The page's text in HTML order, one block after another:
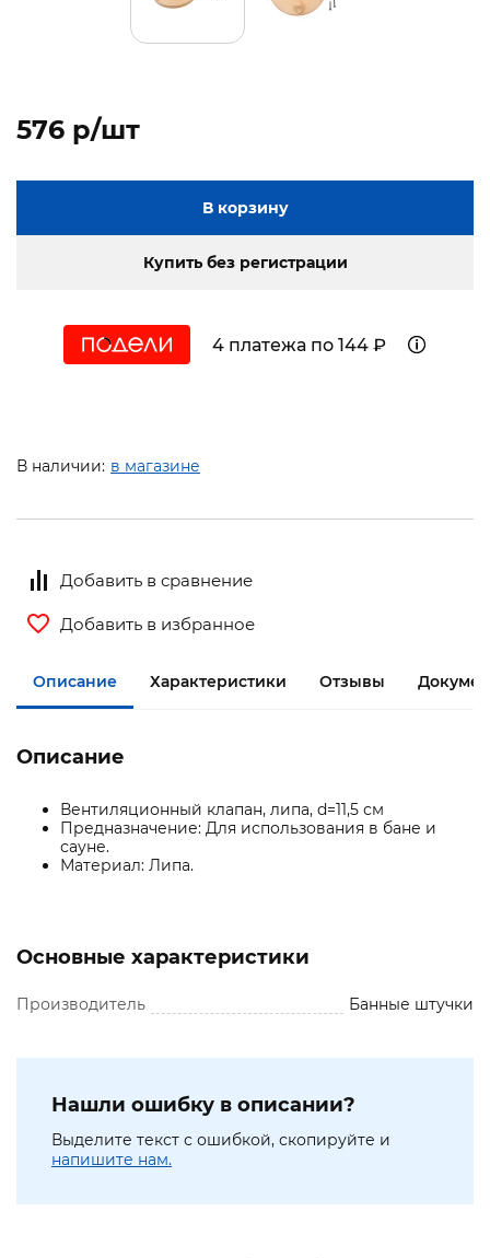
576 p/шт
В корзину
Купить без регистрации
4 платежа по 144 ₽
В наличии: в магазине
Добавить в сравнение
Добавить в избранное
Описание Характеристики Отзывы
Описание
Вентиляционный клапан, липа, d=11,5 см
Предназначение: Для использования в бане и
сауне.
Материал: Липа.
Основные характеристики
Производитель Банные штучки
Нашли ошибку в описании?
Выделите текст с ошибкой, скопируйте и
напишите нам.